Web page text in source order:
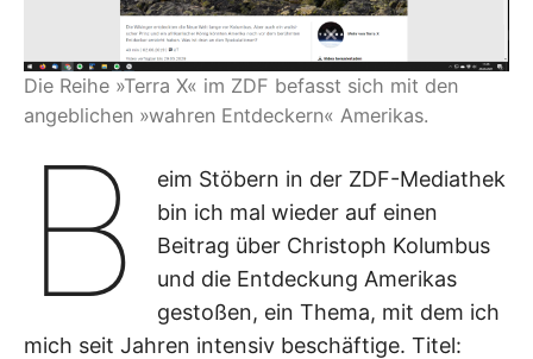
Die Reihe »Terra X« im ZDF befasst sich mit den
angeblichen »wahren Entdeckern« Amerikas.
B
eim Stöbern in der ZDF-Mediathek
bin ich mal wieder auf einen
Beitrag über Christoph Kolumbus
und die Entdeckung Amerikas
gestoßen, ein Thema, mit dem ich
mich seit Jahren intensiv beschäftige. Titel: